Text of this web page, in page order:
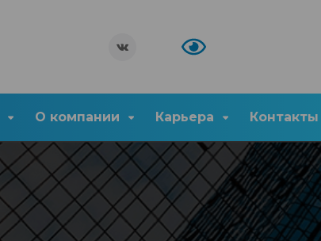
О компании Карьера Контакты